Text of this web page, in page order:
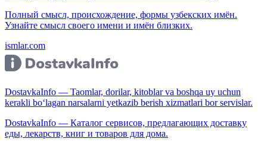
Полный смысл, происхождение, формы узбекских имён.
Узнайте смысл своего имени и имён близких.
ismlar.com
DostavkaInfo — Taomlar, dorilar, kitoblar va boshqa uy uchun
kerakli bo‘lagan narsalarni yetkazib berish xizmatlari bor servislar.
DostavkaInfo — Каталог сервисов, предлагающих доставку
еды, лекарств, книг и товаров для дома.